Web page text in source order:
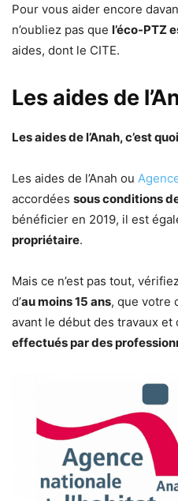
Pour vous aider encore
n’oubliez pas que l’éco-PTZ
aides, dont le CITE.
Les aides de
Les aides de l’Anah, c’est
Les aides de l’Anah ou
accordées sous conditions
bénéficier en 2019, il est
propriétaire.
Mais ce n’est pas tout,
d’au moins 15 ans, que votre
avant le début des travaux
effectués par des